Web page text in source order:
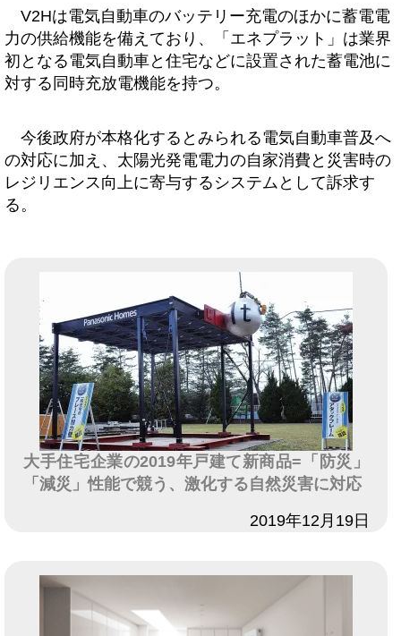
V2Hは電気自動車のバッテリー充電のほかに蓄電電
力の供給機能を備えており、「エネプラット」は業界
初となる電気自動車と住宅などに設置された蓄電池に
対する同時充放電機能を持つ。
今後政府が本格化するとみられる電気自動車普及へ
の対応に加え、太陽光発電電力の自家消費と災害時の
レジリエンス向上に寄与するシステムとして訴求す
る。
大手住宅企業の2019年戸建て新商品=「防災」
「減災」性能で競う、激化する自然災害に対応
2019年12月19日